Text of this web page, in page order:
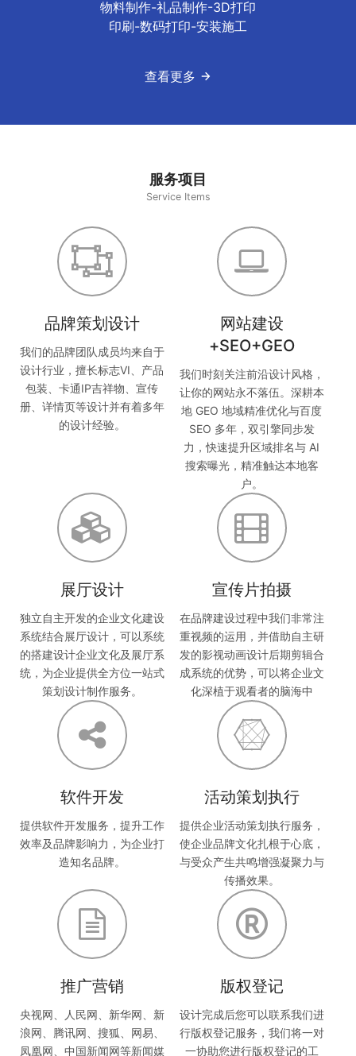
物料制作-礼品制作-3D打印
印刷-数码打印-安装施工
查看更多
服务项目
Service Items
品牌策划设计
我们的品牌团队成员均来自于
设计行业，擅长标志VI、产品
包装、卡通IP吉祥物、宣传
册、详情页等设计并有着多年
的设计经验。
网站建设
+SEO+GEO
我们时刻关注前沿设计风格，
让你的网站永不落伍。深耕本
地 GEO 地域精准优化与百度
SEO 多年，双引擎同步发
力，快速提升区域排名与 AI
搜索曝光，精准触达本地客
户。
展厅设计
独立自主开发的企业文化建设
系统结合展厅设计，可以系统
的搭建设计企业文化及展厅系
统，为企业提供全方位一站式
策划设计制作服务。
宣传片拍摄
在品牌建设过程中我们非常注
重视频的运用，并借助自主研
发的影视动画设计后期剪辑合
成系统的优势，可以将企业文
化深植于观看者的脑海中
软件开发
提供软件开发服务，提升工作
效率及品牌影响力，为企业打
造知名品牌。
活动策划执行
提供企业活动策划执行服务，
使企业品牌文化扎根于心底，
与受众产生共鸣增强凝聚力与
传播效果。
推广营销
央视网、人民网、新华网、新
浪网、腾讯网、搜狐、网易、
凤凰网、中国新闻网等新闻媒
版权登记
设计完成后您可以联系我们进
行版权登记服务，我们将一对
一协助您进行版权登记的工